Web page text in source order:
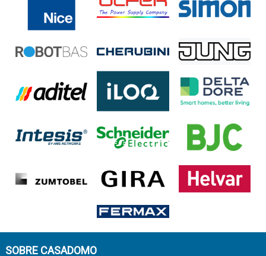
SOBRE CASADOMO